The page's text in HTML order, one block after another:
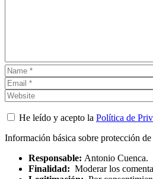
He leído y acepto la Política de
Información básica sobre protección de
Responsable: Antonio Cuenca.
Finalidad: Moderar los